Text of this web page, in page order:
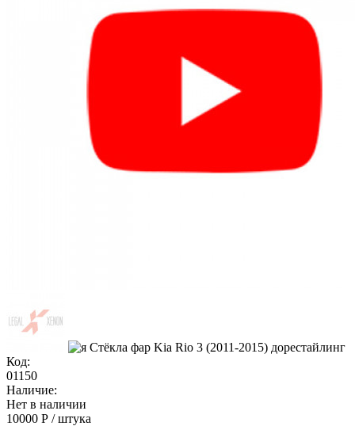
Код:
01150
Наличие:
Нет в наличии
10000 Р / штука